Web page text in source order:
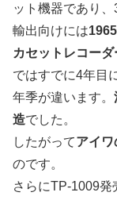
ット機器であり
輸出向けには
カセットレコー
ではすでに4年目
年季が違います。
造でした。
したがってアイ
のです。
さらにTP-1009